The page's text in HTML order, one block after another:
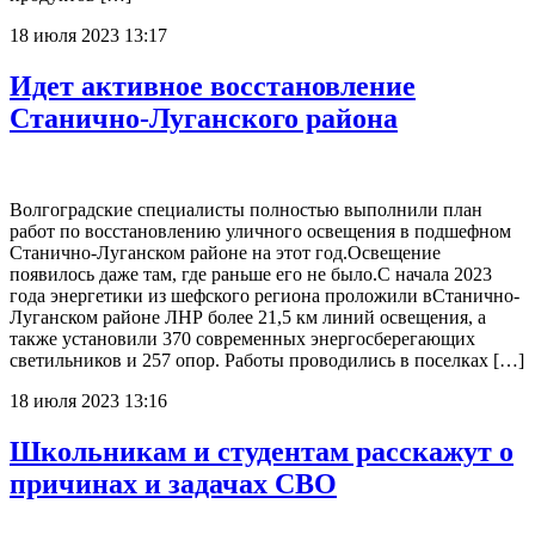
18 июля 2023 13:17
Идет активное восстановление
Станично-Луганского района
Волгоградские специалисты полностью выполнили план
работ по восстановлению уличного освещения в подшефном
Станично-Луганском районе на этот год.Освещение
появилось даже там, где раньше его не было.С начала 2023
года энергетики из шефского региона проложили вСтанично-
Луганском районе ЛНР более 21,5 км линий освещения, а
также установили 370 современных энергосберегающих
светильников и 257 опор. Работы проводились в поселках […]
18 июля 2023 13:16
Школьникам и студентам расскажут о
причинах и задачах СВО